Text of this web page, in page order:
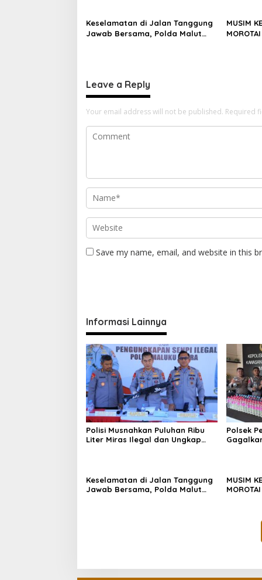
n
Keselamatan di Jalan Tanggung
Jawab Bersama, Polda Malut
MUSIM
Leave a Reply
Your email address will not be published. Required
Save my name, email, and website in this
Informasi Lainnya
Polisi Musnahkan Puluhan Ribu
Liter Miras Ilegal dan Ungkap
Polsek
Keselamatan di Jalan Tanggung
Jawab Bersama, Polda Malut
MUSIM